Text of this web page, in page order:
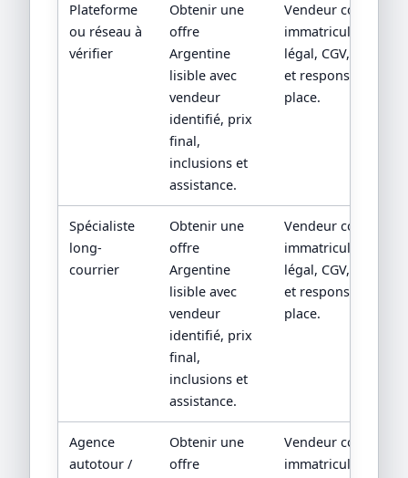
Plateforme
ou réseau à
vérifier
Obtenir une
offre
Argentine
lisible avec
vendeur
identifié, prix
final,
inclusions et
assistance.
Vendeur
immatriculation/
légal, CGV,
et responsabilité
place.
Spécialiste
long-
courrier
Obtenir une
offre
Argentine
lisible avec
vendeur
identifié, prix
final,
inclusions et
assistance.
Vendeur
immatriculation/
légal, CGV,
et responsabilité
place.
Agence
autotour /
Obtenir une
offre
Vendeur
immatriculation/